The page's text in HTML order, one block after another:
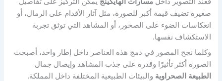
صغيرة تضيف قيمة أكبر للصورة، مثل آثار الأقدام على الرمال، أو
انعكاسات الضوء على الصخور، أو المشاهد التي توثق تجربة
الاستكشاف نفسها.
وكلما نجح المصور في دمج هذه العناصر داخل إطار واحد، أصبحت
الصورة أكثر تأثيرًا وقدرة على جذب المشاهد وإيصال جمال
الطبيعة الصحراوية والبيئات الطبيعية المختلفة داخل المملكة.